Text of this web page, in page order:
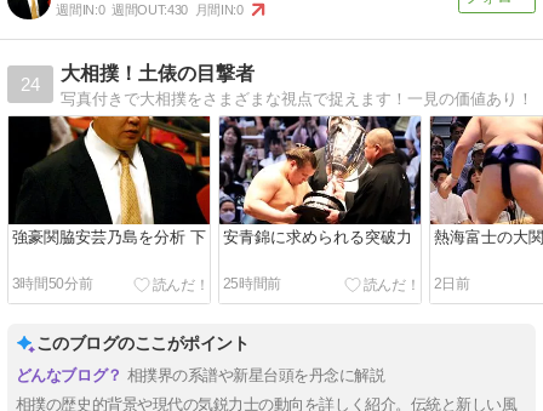
週間IN:0 週間OUT:430 月間IN:0
24
大相撲！土俵の目撃者
写真付きで大相撲をさまざまな視点で捉えます！一見の価値あり！
強豪関脇安芸乃島を分析 下
3時間50分前
安青錦に求められる突破力
25時間前
熱海富士の大
2日前
このブログのここがポイント
相撲界の系譜や新星台頭を丹念に解説
相撲の歴史的背景や現代の気鋭力士の動向を詳しく紹介。伝統と新しい風